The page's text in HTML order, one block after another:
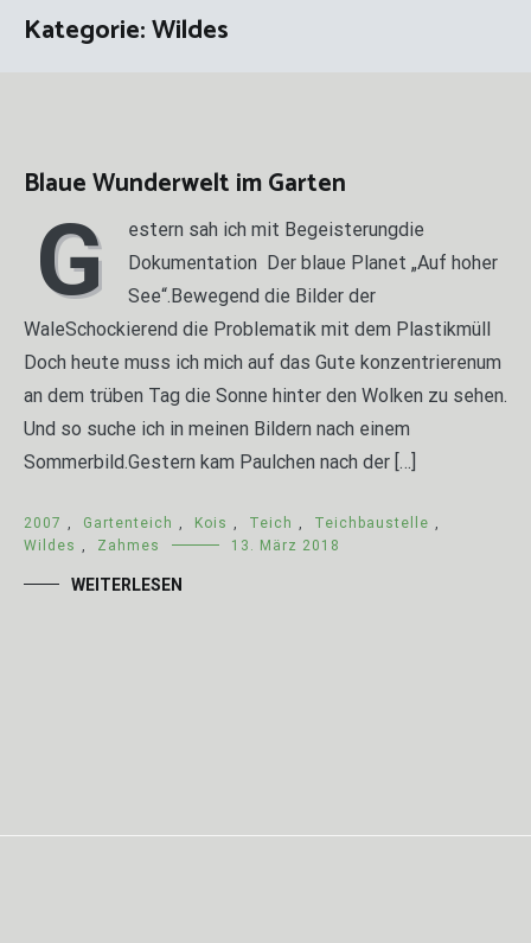
Kategorie:Wildes
Blaue Wunderwelt im Garten
G
estern sah ich mit Begeisterungdie
Dokumentation Der blaue Planet „Auf hoher
See“.Bewegend die Bilder der
WaleSchockierend die Problematik mit dem Plastikmüll
Doch heute muss ich mich auf das Gute konzentrierenum
an dem trüben Tag die Sonne hinter den Wolken zu sehen.
Und so suche ich in meinen Bildern nach einem
Sommerbild.Gestern kam Paulchen nach der […]
2007 Gartenteich Kois Teich Teichbaustelle
Wildes
Zahmes 13. März 2018
WEITERLESEN